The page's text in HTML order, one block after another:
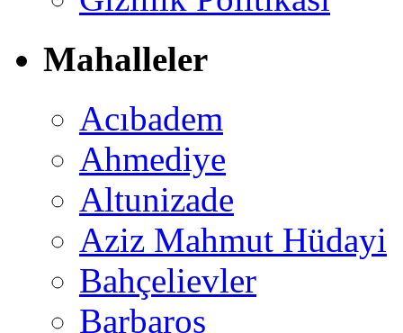
Mahalleler
Acıbadem
Ahmediye
Altunizade
Aziz Mahmut Hüdayi
Bahçelievler
Barbaros